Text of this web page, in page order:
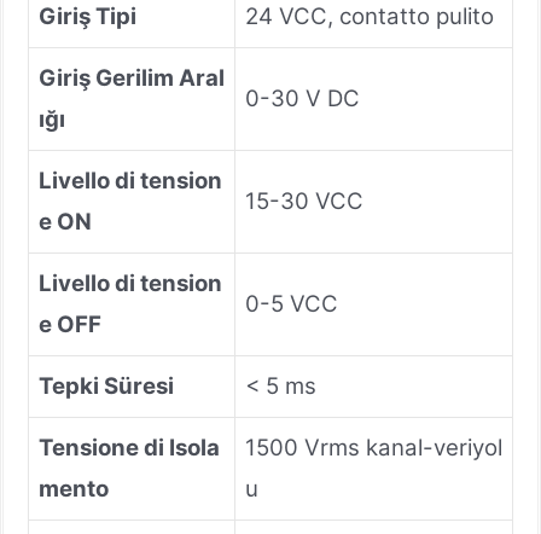
Giriş Tipi 24 VCC, contatto pulito
Giriş Gerilim Aral
ığı
0-30 V DC
Livello di tension
e ON
15-30 VCC
Livello di tension
e OFF
0-5 VCC
Tepki Süresi < 5 ms
Tensione di Isola
mento
1500 Vrms kanal-veriyol
u